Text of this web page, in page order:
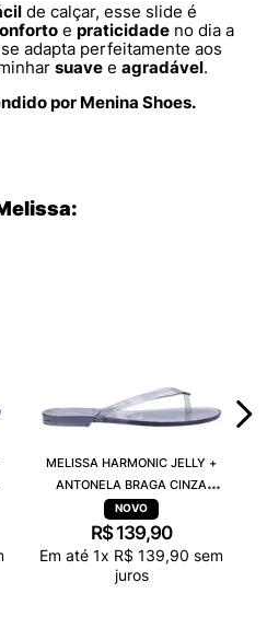
de calçar, esse slide é
e praticidade no dia a
adapta perfeitamente aos
suave e agradável.
por Menina Shoes.
MELISSA HARMONIC JELLY +
ANTONELA BRAGA CINZA
TRANSPARENTE 38263
R$ 139,90
Em até 1x R$ 139,90 sem
juros